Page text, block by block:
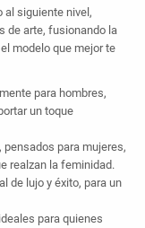
al siguiente nivel,
de arte, fusionando la
modelo que mejor te
para hombres,
un toque
pensados para mujeres,
realzan la feminidad.
de lujo y éxito, para un
para quienes